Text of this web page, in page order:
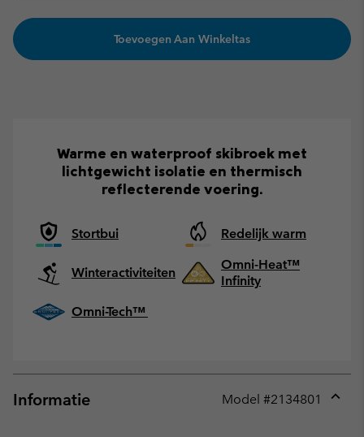
Toevoegen Aan Winkeltas
Warme en waterproof skibroek met
lichtgewicht isolatie en thermisch
reflecterende voering.
Stortbui Redelijk warm
Winteractiviteiten
Omni-Heat™
Infinity
Omni-Tech™
Informatie Model #2134801